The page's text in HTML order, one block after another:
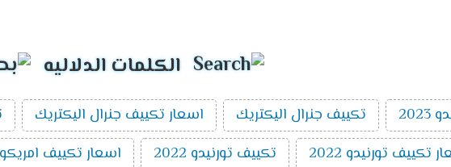
الكلمات الدلاليه
تكييف جنرال اليكتريك اسعار تكييف جنرال اليكتريك
تكييف تورنيدو 2022
تكييف تورنيدو 2022 اسعار تكييف